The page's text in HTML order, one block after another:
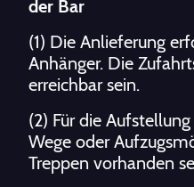
der Bar
(1) Die Anlieferung
Anhänger. Die
erreichbar sein.
(2) Für die
Wege oder
Treppen vorhanden